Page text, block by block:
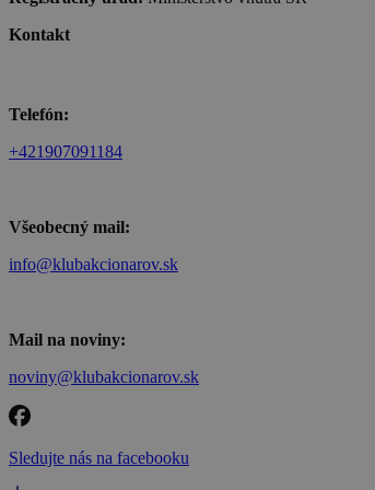
Kontakt
Telefón:
+421907091184
Všeobecný mail:
info@klubakcionarov.sk
Mail na noviny:
noviny@klubakcionarov.sk
Sledujte nás na facebooku